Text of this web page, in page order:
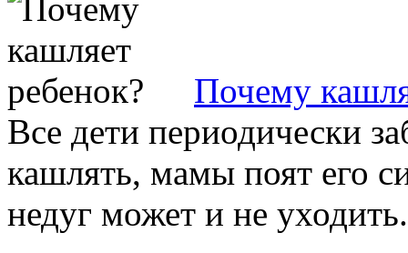
Почему
Все дети периодически
кашлять, мамы поят его
недуг может и не